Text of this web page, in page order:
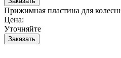
Прижимная пластина для
Цена:
Уточняйте